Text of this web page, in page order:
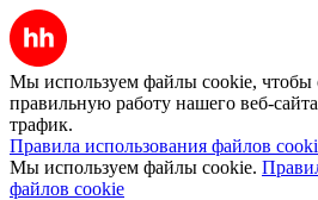
Мы используем файлы cookie, чтобы
правильную работу нашего веб-
трафик.
Правила использования файлов
Мы используем файлы cookie.
файлов cookie